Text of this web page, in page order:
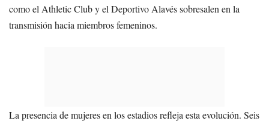
como el Athletic Club y el Deportivo Alavés sobresalen en la
transmisión hacia miembros femeninos.
La presencia de mujeres en los estadios refleja esta evolución. Seis